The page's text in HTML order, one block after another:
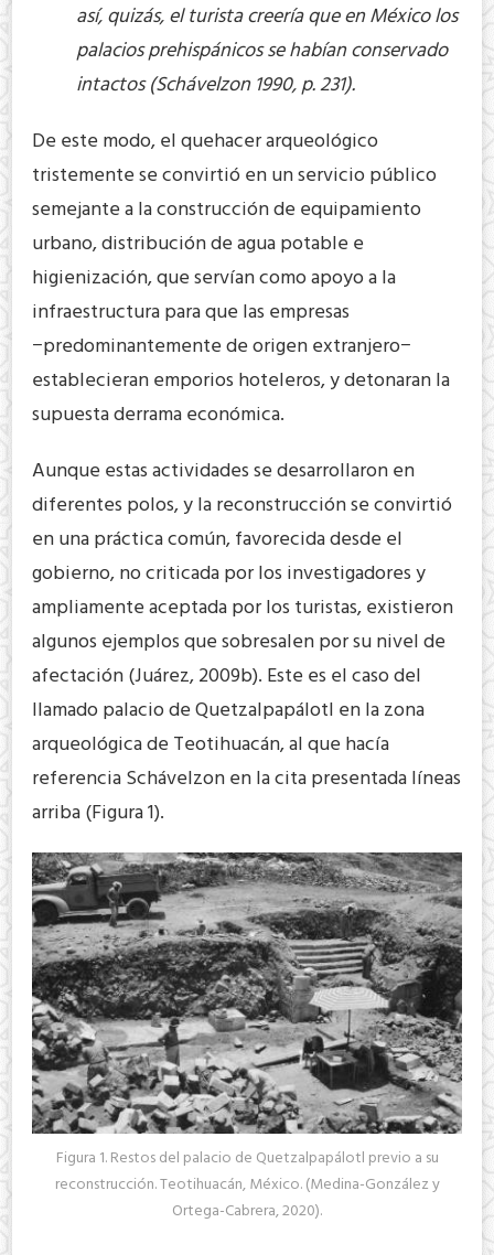
así, quizás, el turista creería que en México los
palacios prehispánicos se habían conservado
intactos (Schávelzon 1990, p. 231).
De este modo, el quehacer arqueológico
tristemente se convirtió en un servicio público
semejante a la construcción de equipamiento
urbano, distribución de agua potable e
higienización, que servían como apoyo a la
infraestructura para que las empresas
−predominantemente de origen extranjero−
establecieran emporios hoteleros, y detonaran la
supuesta derrama económica.
Aunque estas actividades se desarrollaron en
diferentes polos, y la reconstrucción se convirtió
en una práctica común, favorecida desde el
gobierno, no criticada por los investigadores y
ampliamente aceptada por los turistas, existieron
algunos ejemplos que sobresalen por su nivel de
afectación (Juárez, 2009b). Este es el caso del
llamado palacio de Quetzalpapálotl en la zona
arqueológica de Teotihuacán, al que hacía
referencia Schávelzon en la cita presentada líneas
arriba (Figura 1).
Figura 1. Restos del palacio de Quetzalpapálotl previo a su
reconstrucción. Teotihuacán, México. (Medina-González y
Ortega-Cabrera, 2020).